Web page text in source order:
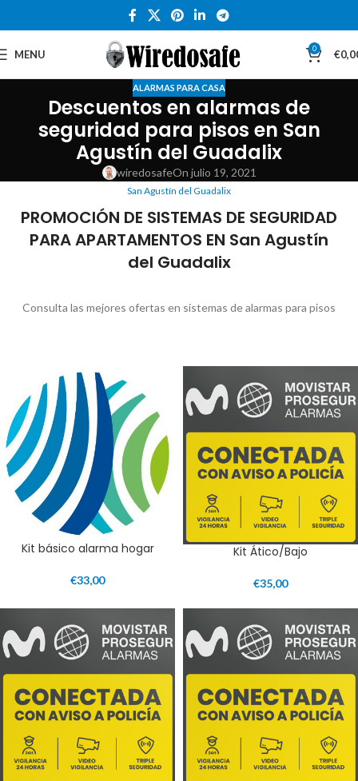
MENU 0 €
ALARMAS PARA CASA
Descuentos en alarmas de
seguridad para pisos en San
Agustín del Guadalix
wiredosafeOn julio 19, 2021
San Agustín del Guadalix
PROMOCIÓN DE SISTEMAS DE SEGURIDAD
PARA APARTAMENTOS EN San Agustín
del Guadalix
Consulta las mejores ofertas en sistemas de alarmas para pisos
Kit básico alarma hogar
€33,00
Kit Ático/Bajo
€35,00